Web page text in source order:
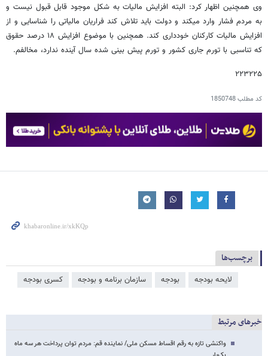
وی همچنین اظهار کرد: البته افزایش مالیات به شکل موجود قابل قبول نیست و
به مردم فشار وارد میکند و دولت باید تلاش کند فراریان مالیاتی را شناسایی و از
افزایش مالیات کارکنان خودداری کند. همچنین با موضوع افزایش ۱۸ درصد حقوق
که تناسبی با تورم جاری کشور و تورم پیش بینی شده سال آینده ندارد، مخالفم.
۲۲۳۲۲۵
کد مطلب1850748
برچسب‌ها
لایحه بودجه بودجه سازمان برنامه و بودجه کسری بودجه
خبرهای مرتبط
واکنشی تازه به رقم اقساط مسکن ملی/ نماینده قم: مردم توان پرداخت هر سه ماه